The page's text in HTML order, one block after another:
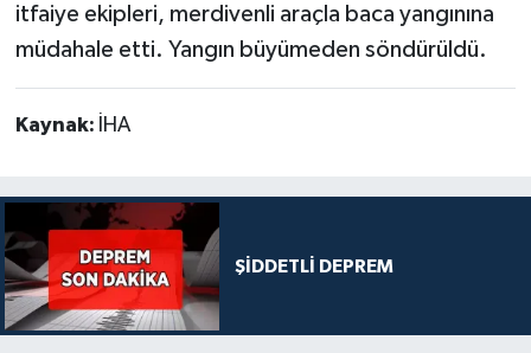
itfaiye ekipleri, merdivenli araçla baca yangınına
müdahale etti. Yangın büyümeden söndürüldü.
Kaynak: İHA
ŞİDDETLİ DEPREM